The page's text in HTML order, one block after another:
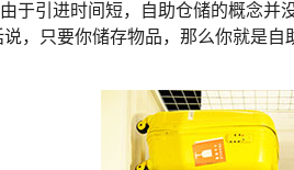
引进时间短，自助仓储的概念并没
，只要你储存物品，那么你就是自